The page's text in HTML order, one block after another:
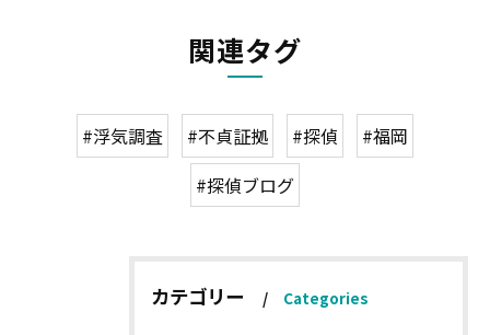
関連タグ
#浮気調査 #不貞証拠 #探偵
#福岡
#探偵ブログ
カテゴリー Categories